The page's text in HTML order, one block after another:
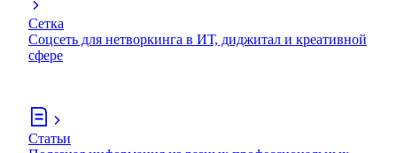
Сетка
Соцсеть для нетворкинга в ИТ, диджитал и креативной
сфере
Статьи